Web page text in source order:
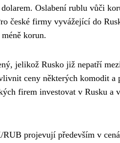
Oslabení rublu vůči
české firmy vyvážející do
korun.
jelikož Rusko již nepatří
ceny některých komodit a
firem investovat v Rusku a
projevují především v